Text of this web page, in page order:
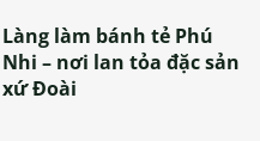
Làng làm bánh tẻ Phú
Nhi – nơi lan tỏa đặc sản
xứ Đoài